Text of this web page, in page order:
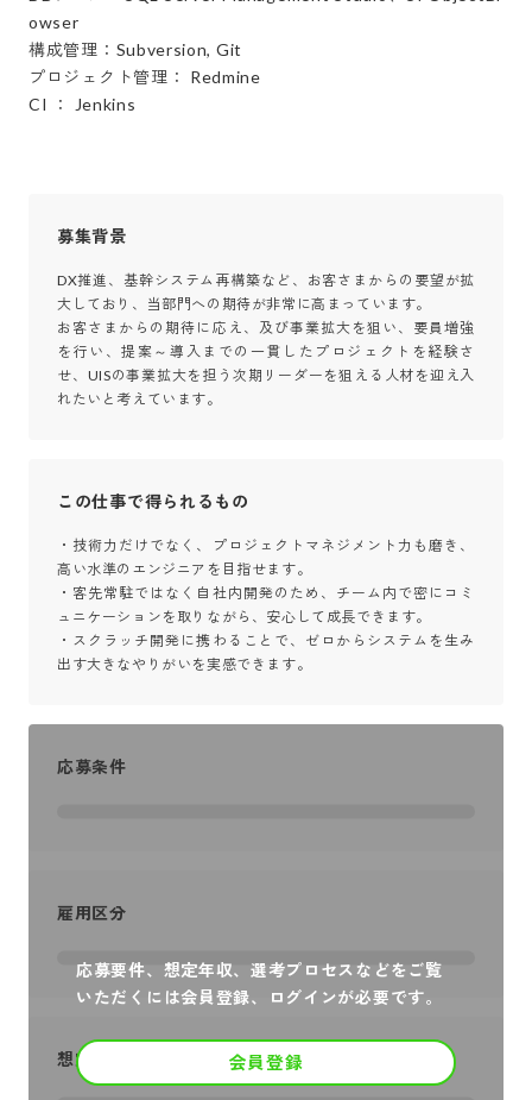
owser
構成管理：Subversion, Git
プロジェクト管理： Redmine
CI ： Jenkins
募集背景
DX推進、基幹システム再構築など、お客さまからの要望が拡
大しており、当部門への期待が非常に高まっています。
お客さまからの期待に応え、及び事業拡大を狙い、要員増強
を行い、提案～導入までの一貫したプロジェクトを経験さ
せ、UISの事業拡大を担う次期リーダーを狙える人材を迎え入
れたいと考えています。
この仕事で得られるもの
・技術力だけでなく、プロジェクトマネジメント力も磨き、
高い水準のエンジニアを目指せます。
・客先常駐ではなく自社内開発のため、チーム内で密にコミ
ュニケーションを取りながら、安心して成長できます。
・スクラッチ開発に携わることで、ゼロからシステムを生み
出す大きなやりがいを実感できます。
応募要件、想定年収、選考プロセスなどをご覧
いただくには会員登録、ログインが必要です。
会員登録
応募条件
雇用区分
想定年収